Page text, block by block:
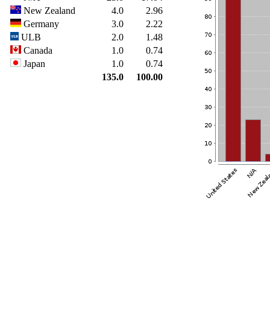
New Zealand
4.0
2.96
Germany
3.0
2.22
ULB
2.0
1.48
Canada
1.0
0.74
Japan
1.0
0.74
135.0
100.00